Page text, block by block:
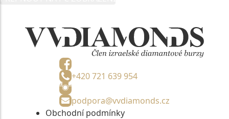
+420 721 639 954
podpora@vvdiamonds.cz
Obchodní podmínky